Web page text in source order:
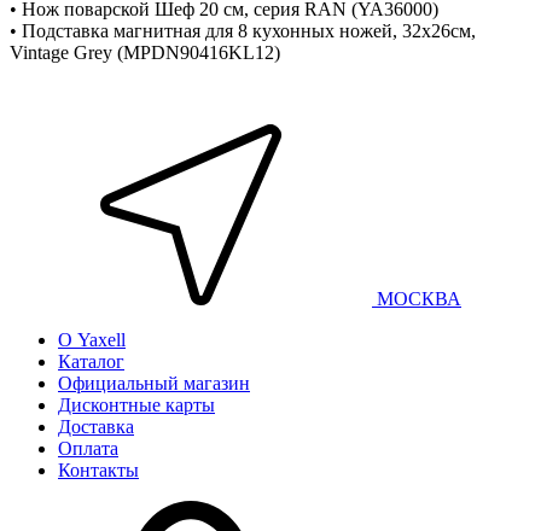
• Нож поварской Шеф 20 см, серия RAN (YA36000)
• Подставка магнитная для 8 кухонных ножей, 32х26см,
Vintage Grey (MPDN90416KL12)
МОСКВА
О Yaxell
Каталог
Официальный магазин
Дисконтные карты
Доставка
Оплата
Контакты